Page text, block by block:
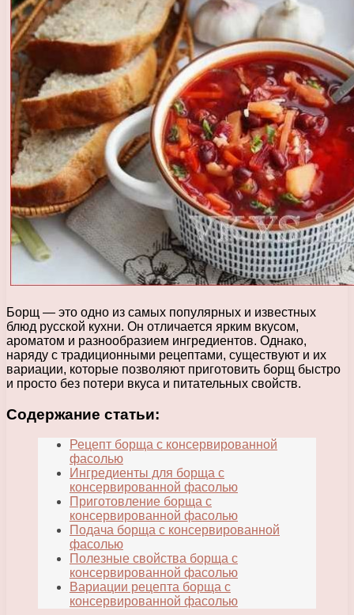
Борщ — это одно из самых популярных и известных
блюд русской кухни. Он отличается ярким вкусом,
ароматом и разнообразием ингредиентов. Однако,
наряду с традиционными рецептами, существуют и их
вариации, которые позволяют приготовить борщ быстро
и просто без потери вкуса и питательных свойств.
Содержание статьи:
Рецепт борща с консервированной
фасолью
Ингредиенты для борща с
консервированной фасолью
Приготовление борща с
консервированной фасолью
Подача борща с консервированной
фасолью
Полезные свойства борща с
консервированной фасолью
Вариации рецепта борща с
консервированной фасолью